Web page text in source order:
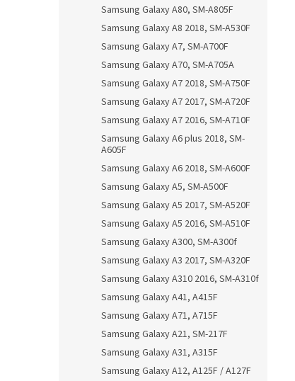
Samsung Galaxy A80, SM-A805F
Samsung Galaxy A8 2018, SM-A530F
Samsung Galaxy A7, SM-A700F
Samsung Galaxy A70, SM-A705A
Samsung Galaxy A7 2018, SM-A750F
Samsung Galaxy A7 2017, SM-A720F
Samsung Galaxy A7 2016, SM-A710F
Samsung Galaxy A6 plus 2018, SM-
A605F
Samsung Galaxy A6 2018, SM-A600F
Samsung Galaxy A5, SM-A500F
Samsung Galaxy A5 2017, SM-A520F
Samsung Galaxy A5 2016, SM-A510F
Samsung Galaxy A300, SM-A300f
Samsung Galaxy A3 2017, SM-A320F
Samsung Galaxy A310 2016, SM-A310f
Samsung Galaxy A41, A415F
Samsung Galaxy A71, A715F
Samsung Galaxy A21, SM-217F
Samsung Galaxy A31, A315F
Samsung Galaxy A12, A125F / A127F